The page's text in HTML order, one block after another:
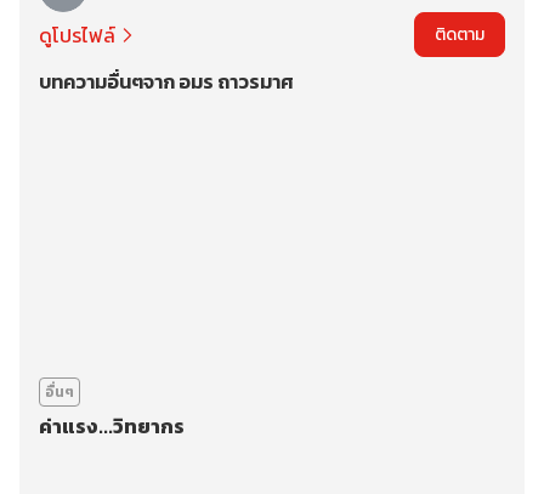
ดูโปรไฟล์
ติดตาม
บทความอื่นๆจาก อมร ถาวรมาศ
อื่นๆ
ค่าแรง...วิทยากร